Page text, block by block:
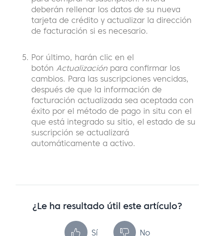
deberán rellenar los datos de su nueva
tarjeta de crédito y actualizar la dirección
de facturación si es necesario.
Por último, harán clic en el
botón Actualización para confirmar los
cambios. Para las suscripciones vencidas,
después de que la información de
facturación actualizada sea aceptada con
éxito por el método de pago in situ con el
que está integrado su sitio, el estado de su
suscripción se actualizará
automáticamente a activo.
¿Le ha resultado útil este artículo?
Sí No